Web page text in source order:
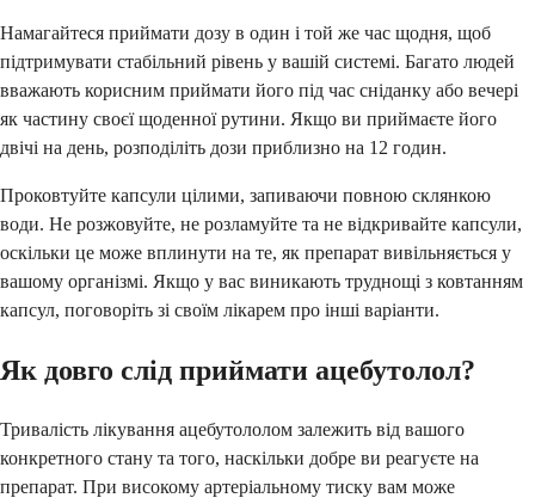
Намагайтеся приймати дозу в один і той же час щодня, щоб
підтримувати стабільний рівень у вашій системі. Багато людей
вважають корисним приймати його під час сніданку або вечері
як частину своєї щоденної рутини. Якщо ви приймаєте його
двічі на день, розподіліть дози приблизно на 12 годин.
Проковтуйте капсули цілими, запиваючи повною склянкою
води. Не розжовуйте, не розламуйте та не відкривайте капсули,
оскільки це може вплинути на те, як препарат вивільняється у
вашому організмі. Якщо у вас виникають труднощі з ковтанням
капсул, поговоріть зі своїм лікарем про інші варіанти.
Як довго слід приймати ацебутолол?
Тривалість лікування ацебутололом залежить від вашого
конкретного стану та того, наскільки добре ви реагуєте на
препарат. При високому артеріальному тиску вам може